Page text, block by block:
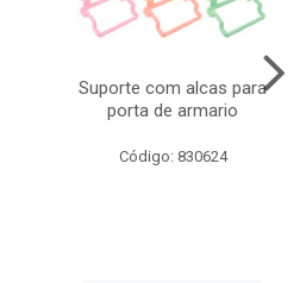
Suporte com alcas para
porta de armario
Código: 830624